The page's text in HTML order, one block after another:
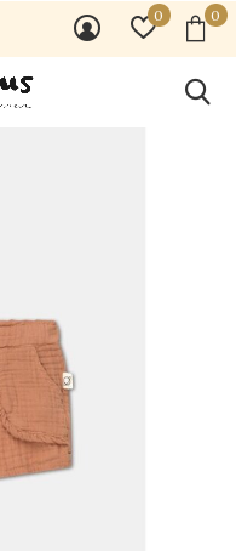
0 0